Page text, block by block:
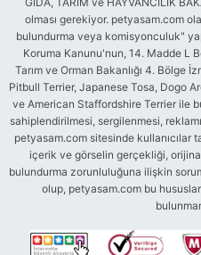
olması gerekiyor. petyasam.com
bulundurma veya komisyonculuk"
Koruma Kanunu'nun, 14. Madde L
Tarım ve Orman Bakanlığı 4. Bölge
Pitbull Terrier, Japanese Tosa, Dogo
ve American Staffordshire Terrier ile
sahiplendirilmesi, sergilenmesi,
petyasam.com sitesinde kullanıcılar
içerik ve görselin gerçekliği,
bulundurma zorunluluğuna ilişkin
olup, petyasam.com bu